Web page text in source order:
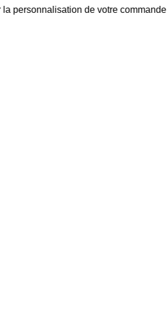
personnalisation de votre